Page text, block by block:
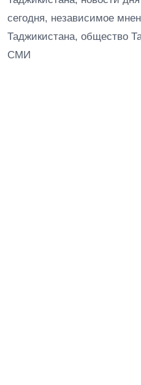
сегодня, независимое
Таджикистана, общество
СМИ